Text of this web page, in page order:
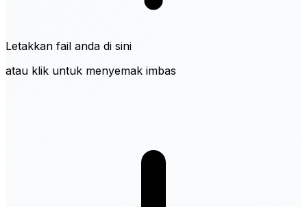
Letakkan fail anda di sini
atau klik untuk menyemak imbas